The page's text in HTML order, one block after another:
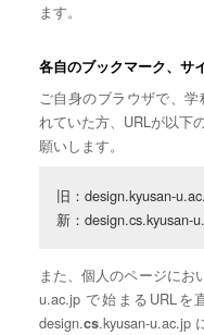
ます。
各自のブックマーク、サ
ご自身のブラウザで、
れていた方、URLが以下
願いします。
旧：design.kyusan-
新：design.cs.kyusan-
また、個人のページにお
u.ac.jp で始まるURL
design.cs.kyusan-u.ac.jp